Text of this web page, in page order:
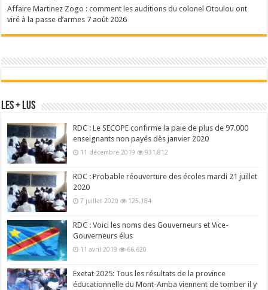
Affaire Martinez Zogo : comment les auditions du colonel Otoulou ont
viré à la passe d’armes 7 août 2026
Les + Lus
RDC : Le SECOPE confirme la paie de plus de 97.000
enseignants non payés dès janvier 2020
11 décembre 2019 931,812
RDC : Probable réouverture des écoles mardi 21 juillet
2020
7 juillet 2020 125,184
RDC : Voici les noms des Gouverneurs et Vice-
Gouverneurs élus
11 avril 2019 66,620
Exetat 2025: Tous les résultats de la province
éducationnelle du Mont-Amba viennent de tomber il y